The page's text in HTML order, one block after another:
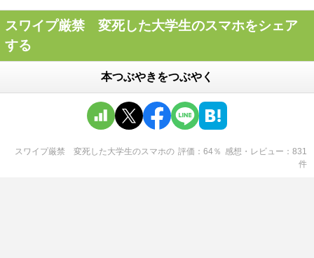
スワイプ厳禁 変死した大学生のスマホをシェア
する
本つぶやきをつぶやく
スワイプ厳禁 変死した大学生のスマホの 評価 64％ 感想・レビュー
831
件